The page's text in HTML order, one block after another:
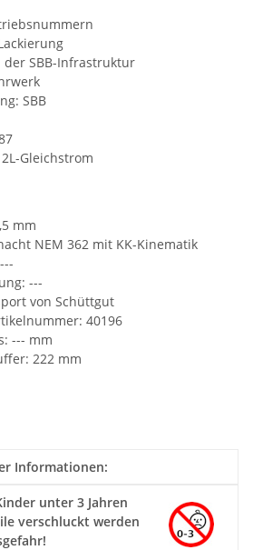
der SBB-Infrastruktur
SBB
Gleichstrom
mm
NEM 362 mit KK-Kinematik
---
von Schüttgut
: 40196
--- mm
222 mm
Informationen:
unter 3 Jahren
verschluckt werden